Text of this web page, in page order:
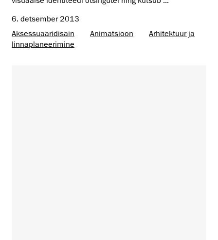
6. detsember 2013
Aksessuaaridisain
Animatsioon
Arhitektuur ja
linnaplaneerimine